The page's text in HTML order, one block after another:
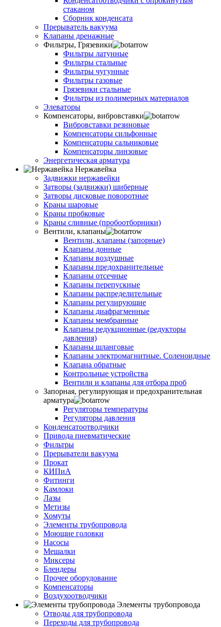
стаканом
Сборник конденсата
Прерыватель вакуума
Клапаны дренажные
Фильтры, Грязевики
Фильтры латунные
Фильтры стальные
Фильтры чугунные
Фильтры газовые
Грязевики стальные
Фильтры из полимерных материалов
Элеваторы
Компенсаторы, вибровставки
Вибровставки резиновые
Компенсаторы сильфонные
Компенсаторы сальниковые
Компенсаторы линзовые
Энергетическая арматура
Нержавейка
Задвижки нержавейки
Затворы (задвижки) шиберные
Затворы дисковые поворотные
Краны шаровые
Краны пробковые
Краны сливные (пробоотборники)
Вентили, клапаны
Вентили, клапаны (запорные)
Клапаны донные
Клапаны воздушные
Клапаны предохранительные
Клапаны отсечные
Клапаны перепускные
Клапаны распределительные
Клапаны регулирующие
Клапаны диафрагменные
Клапаны мембранные
Клапаны редукционные (редукторы
давления)
Клапаны шланговые
Клапаны электромагнитные. Соленоидные
Клапана обратные
Контрольные устройства
Вентили и клапаны для отбора проб
Запорная, регулирующая и предохранительная
арматура
Регуляторы температуры
Регуляторы давления
Конденсатоотводчики
Привода пневматические
Фильтры
Прерыватели вакуума
Прокат
КИПиА
Фитинги
Камлоки
Лазы
Метизы
Хомуты
Элементы трубопровода
Моющие головки
Насосы
Мешалки
Миксеры
Блендеры
Прочее оборудование
Компенсаторы
Воздухоотводчики
Элементы трубопровода
Отводы для трубопровода
Переходы для трубопровода